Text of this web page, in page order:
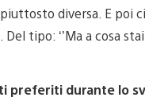
diversa. E
tipo: ‘’Ma a cosa stai
preferiti durante lo